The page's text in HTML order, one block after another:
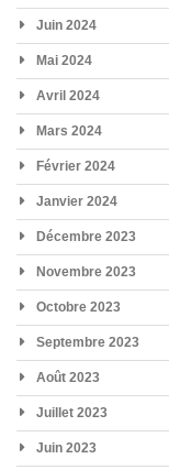
Juin 2024
Mai 2024
Avril 2024
Mars 2024
Février 2024
Janvier 2024
Décembre 2023
Novembre 2023
Octobre 2023
Septembre 2023
Août 2023
Juillet 2023
Juin 2023